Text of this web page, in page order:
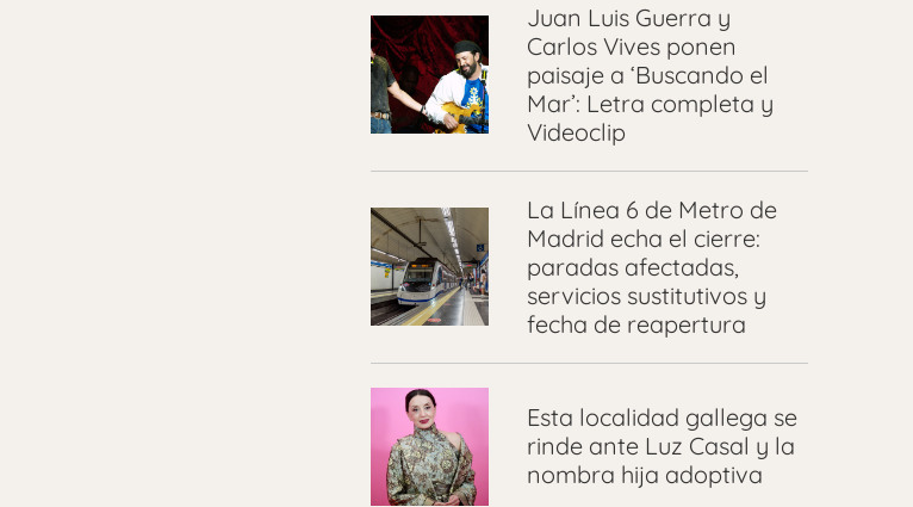
Juan Luis Guerra y
Carlos Vives ponen
paisaje a ‘Buscando el
Mar’: Letra completa y
Videoclip
La Línea 6 de Metro de
Madrid echa el cierre:
paradas afectadas,
servicios sustitutivos y
fecha de reapertura
Esta localidad gallega se
rinde ante Luz Casal y la
nombra hija adoptiva